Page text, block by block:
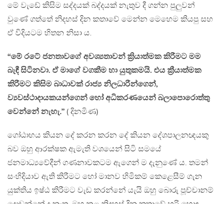
මේ වැඩේ කිසිම සද්දයක් බද්දයක් නැතුව දී ගන්න පුලුවන්
වුණේ ගත්තේ නිදහස් දින කතාවේ මෙන්න මෙහෙම කියපු සහ
ඒ විදියටම හිතන නිසා ය.
“මේ රටේ ජනතාවගේ අවශ්‍යතාවන් ක්‍රියාත්මක කිරීමට මම
බැඳී සිටිනවා. ඒ මාගේ වගකීම හා යුතුකමයි. එය ක්‍රීයාත්මක
කිරීමට කිසිම බාධාවක් රාජ්‍ය නිලධාරීන්ගෙන්,
ව්‍යවස්ථාදායකයන්ගෙන් හෝ අධිකරණයෙන් බලාපොරොත්තු
වෙන්නේ නැහැ.” ( දිනමිණ)
ගෝඨාභය කියන දේ කරන කරන දේ කියන දේශපාලනඥයකු
බව ඔහු ආරක්ෂක ඇමැති වශයෙන් සිටි සමයේ
ජනමාධ්‍යවේදීන් ගණනාවකටම ඇගෙන් ම දැනුණේ ය. තමන්
සංහිදියාව ඇති කිරීමට හෝ මානව හිමිකම් කෙළෙසීම් ගැන
යුක්තිය ඉෂ්ඨ කිරීමට වැඩ කරන්නේ යැයි ඔහු බොරු පූච්චානම්